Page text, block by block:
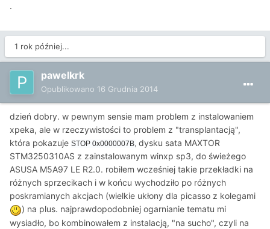
.
1 rok później...
pawelkrk
Opublikowano 16 Grudnia 2014
dzień dobry. w pewnym sensie mam problem z instalowaniem
xpeka, ale w rzeczywistości to problem z "transplantacją",
która pokazuje STOP 0x0000007B, dysku sata MAXTOR
STM3250310AS z zainstalowanym winxp sp3, do świeżego
ASUSA M5A97 LE R2.0. robiłem wcześniej takie przekładki na
różnych sprzecikach i w końcu wychodziło po różnych
poskramianych akcjach (wielkie ukłony dla picasso z kolegami
) na plus. najprawdopodobniej ogarnianie tematu mi
wysiadło, bo kombinowałem z instalacją, "na sucho", czyli na